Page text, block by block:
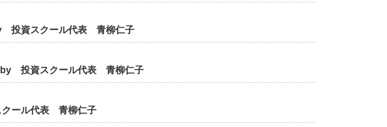
投資スクール代表 青柳仁子
by 投資スクール代表 青柳仁子
ール代表 青柳仁子